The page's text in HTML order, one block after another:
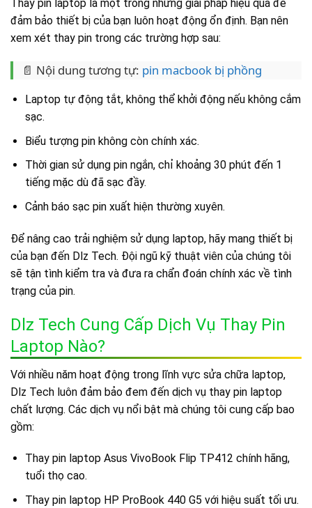
Thay pin laptop là một trong những giải pháp hiệu quả để
đảm bảo thiết bị của bạn luôn hoạt động ổn định. Bạn nên
xem xét thay pin trong các trường hợp sau:
📄 Nội dung tương tự: pin macbook bị phồng
Laptop tự động tắt, không thể khởi động nếu không cắm
sạc.
Biểu tượng pin không còn chính xác.
Thời gian sử dụng pin ngắn, chỉ khoảng 30 phút đến 1
tiếng mặc dù đã sạc đầy.
Cảnh báo sạc pin xuất hiện thường xuyên.
Để nâng cao trải nghiệm sử dụng laptop, hãy mang thiết bị
của bạn đến Dlz Tech. Đội ngũ kỹ thuật viên của chúng tôi
sẽ tận tình kiểm tra và đưa ra chẩn đoán chính xác về tình
trạng của pin.
Dlz Tech Cung Cấp Dịch Vụ Thay Pin
Laptop Nào?
Với nhiều năm hoạt động trong lĩnh vực sửa chữa laptop,
Dlz Tech luôn đảm bảo đem đến dịch vụ thay pin laptop
chất lượng. Các dịch vụ nổi bật mà chúng tôi cung cấp bao
gồm:
Thay pin laptop Asus VivoBook Flip TP412 chính hãng,
tuổi thọ cao.
Thay pin laptop HP ProBook 440 G5 với hiệu suất tối ưu.